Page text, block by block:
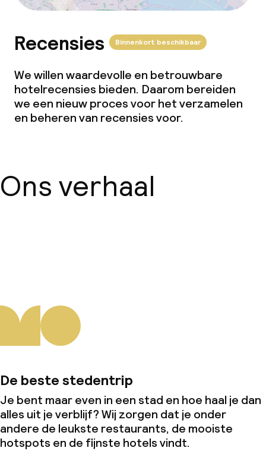
Recensies Binnenkort beschikbaar
We willen waardevolle en betrouwbare
hotelrecensies bieden. Daarom bereiden
we een nieuw proces voor het verzamelen
en beheren van recensies voor.
Ons verhaal
De beste stedentrip
Je bent maar even in een stad en hoe haal je dan
alles uit je verblijf? Wij zorgen dat je onder
andere de leukste restaurants, de mooiste
hotspots en de fijnste hotels vindt.